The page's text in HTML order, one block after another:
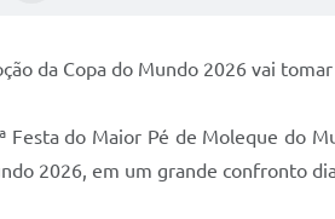
da Copa do Mundo 2026 vai
Festa do Maior Pé de Moleque do
2026, em um grande confronto